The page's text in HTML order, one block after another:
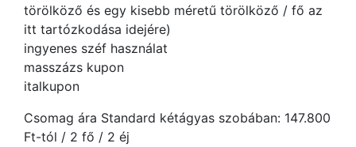
törölköző és egy kisebb méretű törölköző / fő az
itt tartózkodása idejére)
ingyenes széf használat
masszázs kupon
italkupon
Csomag ára Standard kétágyas szobában: 147.800
Ft-tól / 2 fő / 2 éj